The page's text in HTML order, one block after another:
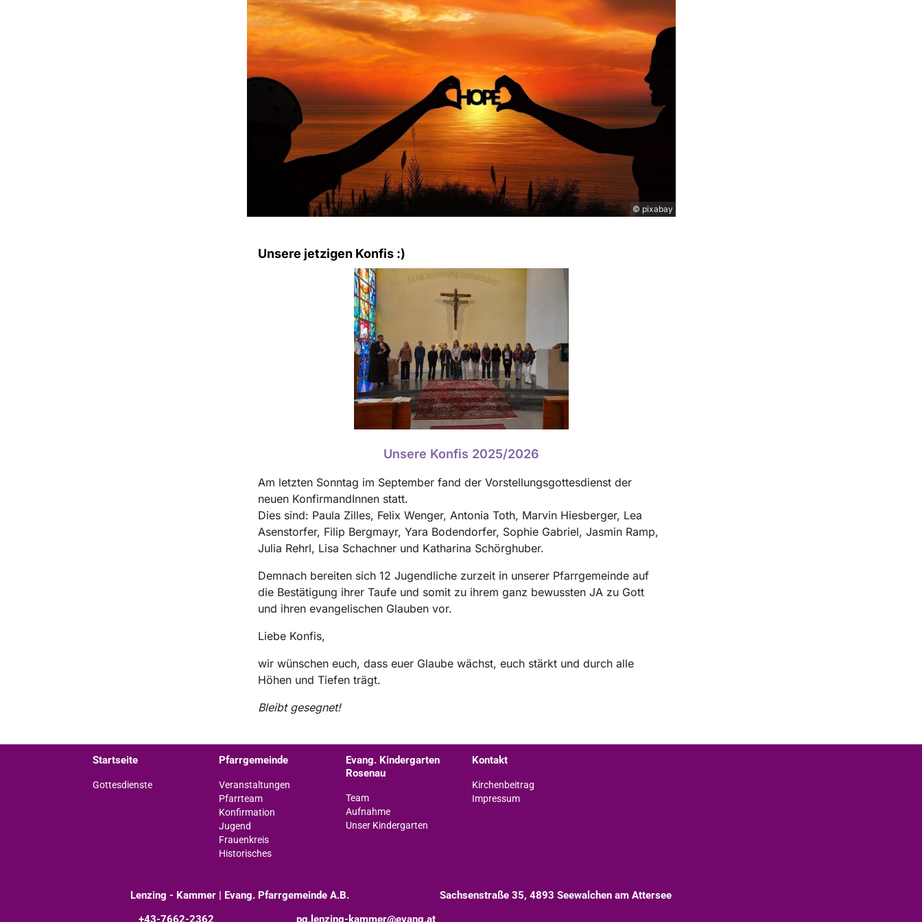
© pixabay
Unsere jetzigen Konfis :)
Unsere Konfis 2025/2026
Am letzten Sonntag im September fand der Vorstellungsgottesdienst der
neuen KonfirmandInnen statt.
Dies sind: Paula Zilles, Felix Wenger, Antonia Toth, Marvin Hiesberger, Lea
Asenstorfer, Filip Bergmayr, Yara Bodendorfer, Sophie Gabriel, Jasmin Ramp,
Julia Rehrl, Lisa Schachner und Katharina Schörghuber.
Demnach bereiten sich 12 Jugendliche zurzeit in unserer Pfarrgemeinde auf
die Bestätigung ihrer Taufe und somit zu ihrem ganz bewussten JA zu Gott
und ihren evangelischen Glauben vor.
Liebe Konfis,
wir wünschen euch, dass euer Glaube wächst, euch stärkt und durch alle
Höhen und Tiefen trägt.
Bleibt gesegnet!
Startseite
Gottesdienste
Pfarrgemeinde
Veranstaltungen
Pfarrteam
Konfirmation
Jugend
Frauenkreis
Historisches
Evang. Kindergarten
Rosenau
Team
Aufnahme
Unser Kindergarten
Kontakt
Kirchenbeitrag
Impressum
Lenzing - Kammer | Evang. Pfarrgemeinde A.B.
Sachsenstraße 35, 4893 Seewalchen am Attersee
+43-7662-2362
pg.lenzing-kammer@evang.at